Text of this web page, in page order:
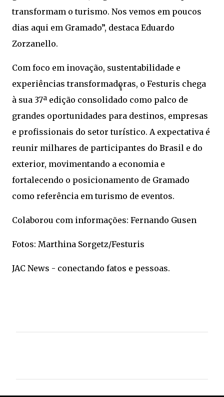
transformam o turismo. Nos vemos em poucos
dias aqui em Gramado”, destaca Eduardo
Zorzanello.
Com foco em inovação, sustentabilidade e
experiências transformadoras, o Festuris chega
à sua 37ª edição consolidado como palco de
grandes oportunidades para destinos, empresas
e profissionais do setor turístico. A expectativa é
reunir milhares de participantes do Brasil e do
exterior, movimentando a economia e
fortalecendo o posicionamento de Gramado
como referência em turismo de eventos.
Colaborou com informações: Fernando Gusen
Fotos: Marthina Sorgetz/Festuris
JAC News - conectando fatos e pessoas.